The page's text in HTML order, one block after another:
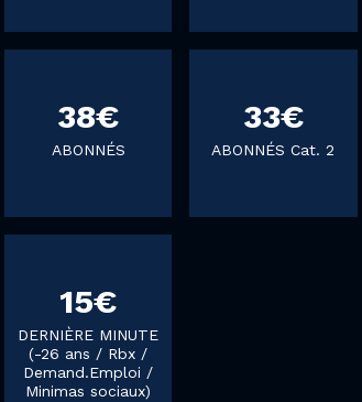
38€
ABONNÉS
33€
ABONNÉS Cat. 2
15€
DERNIÈRE MINUTE
(-26 ans / Rbx /
Demand.Emploi /
Minimas sociaux)